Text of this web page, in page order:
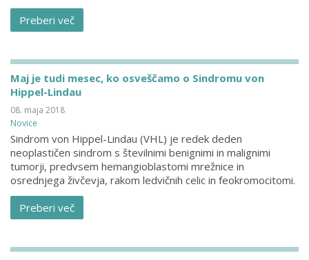
Preberi več
Maj je tudi mesec, ko osveščamo o Sindromu von
Hippel-Lindau
08. maja 2018
Novice
Sindrom von Hippel-Lindau (VHL) je redek deden
neoplastičen sindrom s številnimi benignimi in malignimi
tumorji, predvsem hemangioblastomi mrežnice in
osrednjega živčevja, rakom ledvičnih celic in feokromocitomi.
Preberi več